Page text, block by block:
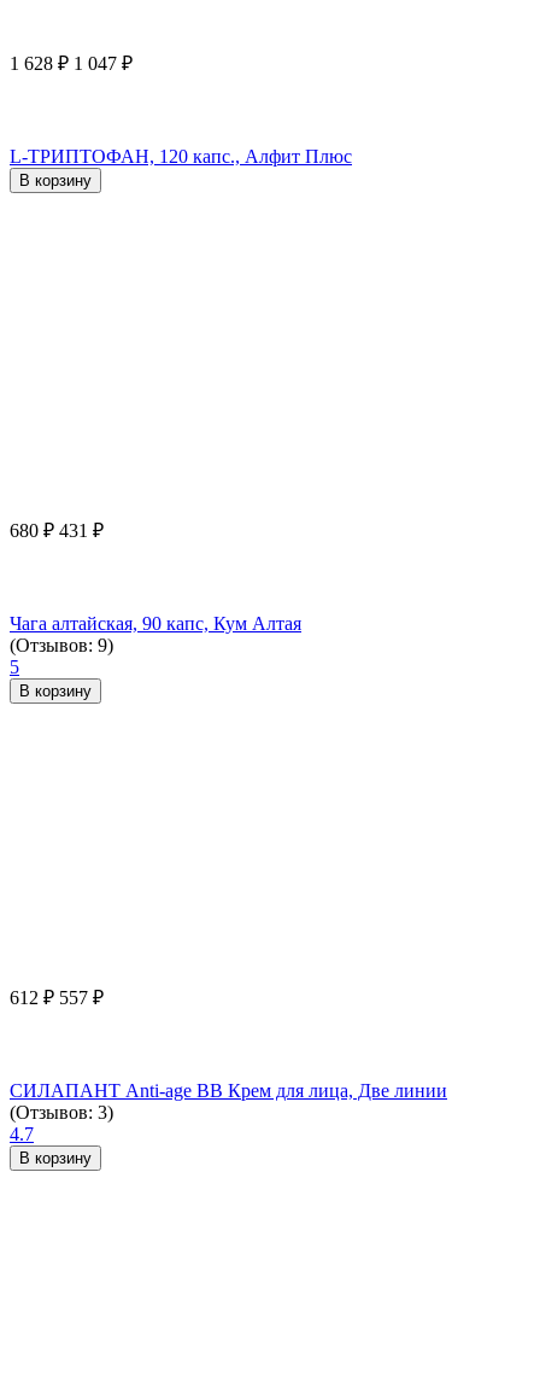
1 628 ₽ 1 047 ₽
L-ТРИПТОФАН, 120 капс., Алфит Плюс
В корзину
680 ₽ 431 ₽
Чага алтайская, 90 капс, Кум Алтая
(Отзывов: 9)
5
В корзину
612 ₽ 557 ₽
СИЛАПАНТ Anti-age ВВ Крем для лица, Две линии
(Отзывов: 3)
4.7
В корзину